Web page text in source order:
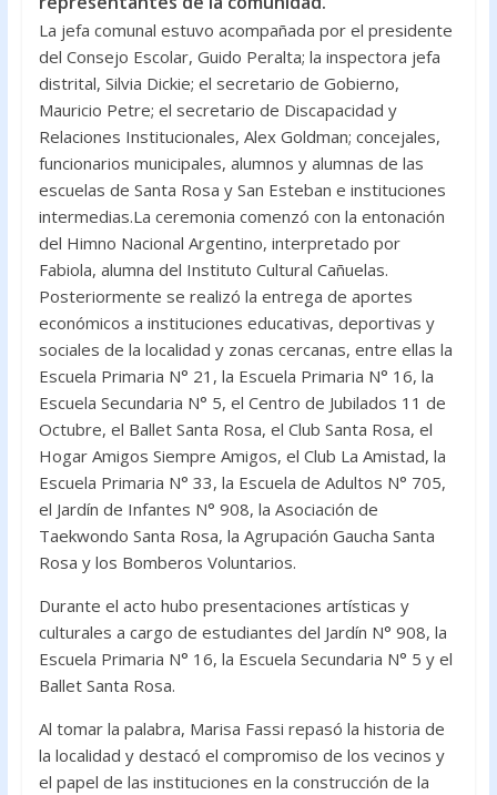
k p
La jefa comunal estuvo acompañada por el presidente
del Consejo Escolar, Guido Peralta; la inspectora jefa
distrital, Silvia Dickie; el secretario de Gobierno,
Mauricio Petre; el secretario de Discapacidad y
Relaciones Institucionales, Alex Goldman; concejales,
funcionarios municipales, alumnos y alumnas de las
escuelas de Santa Rosa y San Esteban e instituciones
intermedias.La ceremonia comenzó con la entonación
del Himno Nacional Argentino, interpretado por
Fabiola, alumna del Instituto Cultural Cañuelas.
Posteriormente se realizó la entrega de aportes
económicos a instituciones educativas, deportivas y
sociales de la localidad y zonas cercanas, entre ellas la
Escuela Primaria N° 21, la Escuela Primaria N° 16, la
Escuela Secundaria N° 5, el Centro de Jubilados 11 de
Octubre, el Ballet Santa Rosa, el Club Santa Rosa, el
Hogar Amigos Siempre Amigos, el Club La Amistad, la
Escuela Primaria N° 33, la Escuela de Adultos N° 705,
el Jardín de Infantes N° 908, la Asociación de
Taekwondo Santa Rosa, la Agrupación Gaucha Santa
Rosa y los Bomberos Voluntarios.
Durante el acto hubo presentaciones artísticas y
culturales a cargo de estudiantes del Jardín N° 908, la
Escuela Primaria N° 16, la Escuela Secundaria N° 5 y el
Ballet Santa Rosa.
Al tomar la palabra, Marisa Fassi repasó la historia de
la localidad y destacó el compromiso de los vecinos y
el papel de las instituciones en la construcción de la